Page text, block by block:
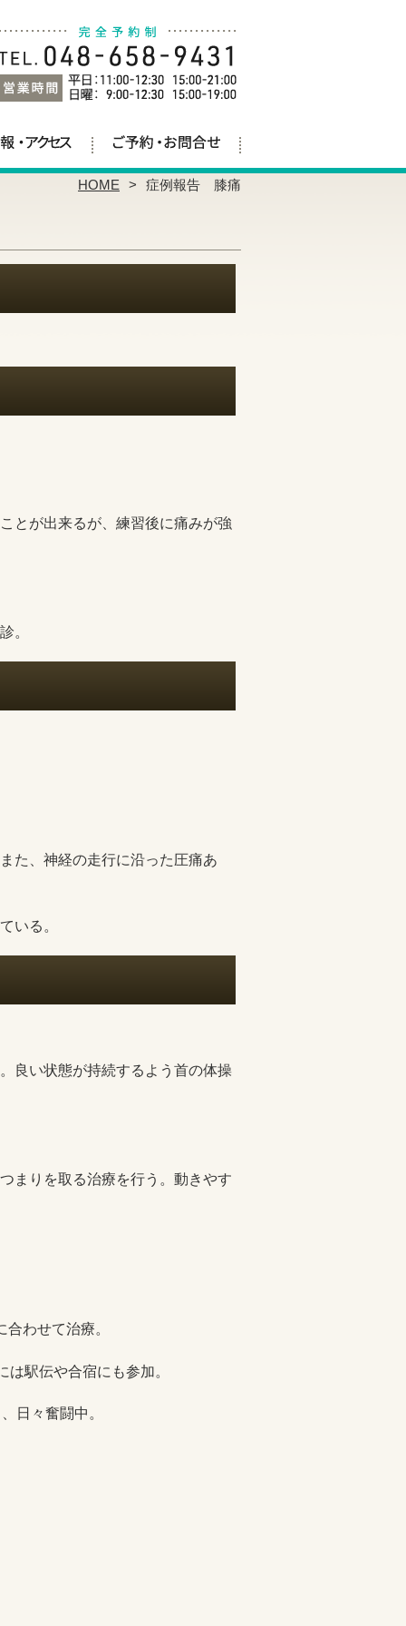
HOME 症例報告 膝痛
とが出来るが、練習後に痛みが強
。
た、神経の走行に沿った圧痛あ
いる。
良い状態が持続するよう首の体操
まりを取る治療を行う。動きやす
わせて治療。
駅伝や合宿にも参加。
日々奮闘中。